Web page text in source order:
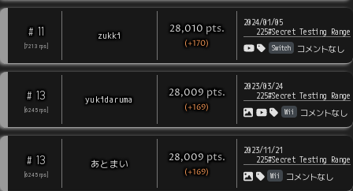
# 11
7213 rps
zukki 28,010 pts.
(+170)
2024/01/05
225#Secret Testing Range
Switch コメントなし
# 13
6245 rps
yukidaruma 28,009 pts.
(+169)
2023/03/24
225#Secret Testing Range
Wii コメントなし
# 13
6245 rps
あとまい 28,009 pts.
(+169)
2023/11/21
225#Secret Testing Range
Wii コメントなし